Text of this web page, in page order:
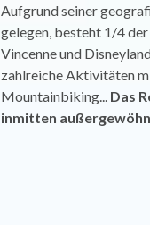
Aufgrund seiner
gelegen, besteht 1/4
Vincenne und
zahlreiche Aktivitäten
Mountainbiking... Das
inmitten